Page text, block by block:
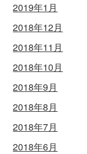
2019年1月
2018年12月
2018年11月
2018年10月
2018年9月
2018年8月
2018年7月
2018年6月